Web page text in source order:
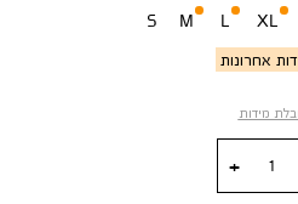
S M
אחרונות
L XL
מידות